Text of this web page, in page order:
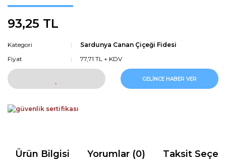
93,25 TL
Kategori
Sardunya Canan Çiçeği Fidesi
Fiyat
77,71 TL + KDV
GELİNCE HABER VER
Ürün Bilgisi Yorumlar (0) Taksit